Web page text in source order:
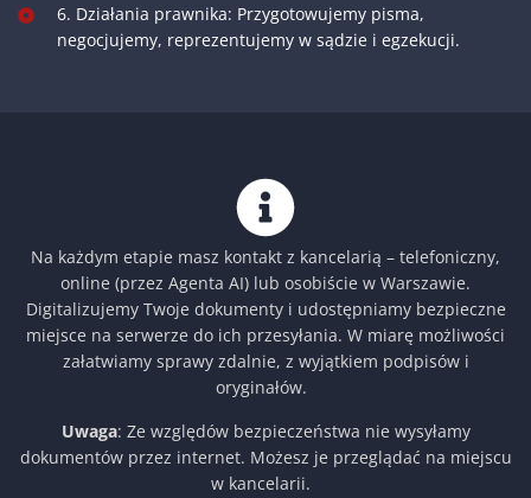
6. Działania prawnika: Przygotowujemy pisma,
negocjujemy, reprezentujemy w sądzie i egzekucji.
Na każdym etapie masz kontakt z kancelarią – telefoniczny,
online (przez Agenta AI) lub osobiście w Warszawie.
Digitalizujemy Twoje dokumenty i udostępniamy bezpieczne
miejsce na serwerze do ich przesyłania. W miarę możliwości
załatwiamy sprawy zdalnie, z wyjątkiem podpisów i
oryginałów.
Uwaga: Ze względów bezpieczeństwa nie wysyłamy
dokumentów przez internet. Możesz je przeglądać na miejscu
w kancelarii.